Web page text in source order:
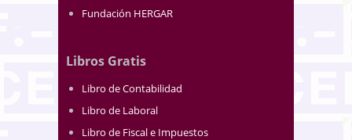
Fundación HERGAR
Libros Gratis
Libro de Contabilidad
Libro de Laboral
Libro de Fiscal e Impuestos